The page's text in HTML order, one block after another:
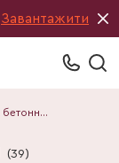
Завантажити
Горщик бетонний
(39)